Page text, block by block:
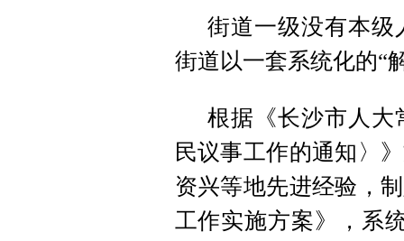
街道一级没有本级
街道以一套系统化的“
根据《长沙市人大
民议事工作的通知〉
资兴等地先进经验，
工作实施方案》，系